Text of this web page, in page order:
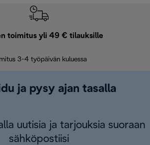
toimitus yli 49 € tilauksille
3-4 työpäivän kuluessa
ja pysy ajan tasalla
uutisia ja tarjouksia suoraan
sähköpostiisi